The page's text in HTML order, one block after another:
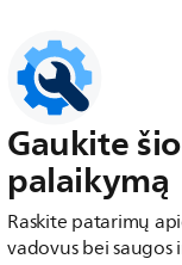
Gaukite
palaikymą
Raskite patarimų
vadovus bei